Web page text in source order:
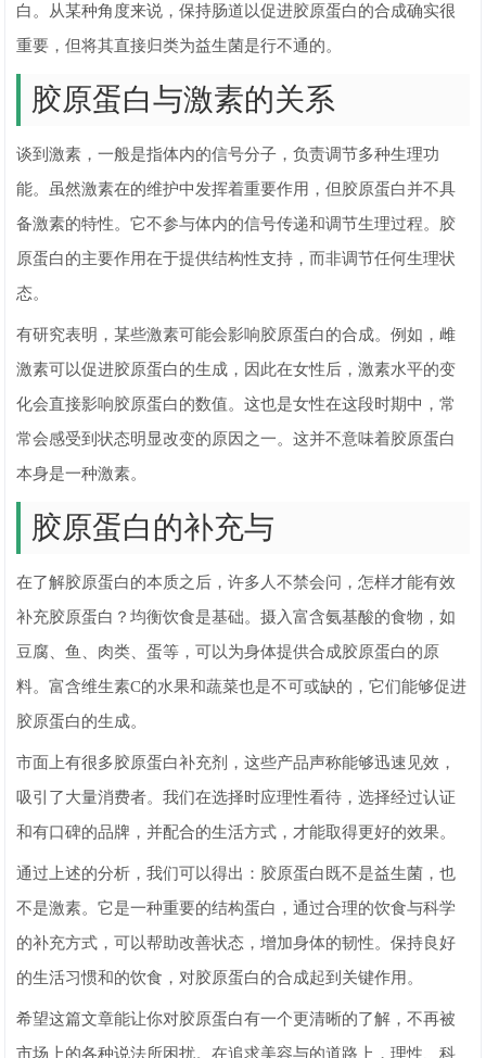
白。从某种角度来说，保持肠道以促进胶原蛋白的合成确实很
重要，但将其直接归类为益生菌是行不通的。
胶原蛋白与激素的关系
谈到激素，一般是指体内的信号分子，负责调节多种生理功
能。虽然激素在的维护中发挥着重要作用，但胶原蛋白并不具
备激素的特性。它不参与体内的信号传递和调节生理过程。胶
原蛋白的主要作用在于提供结构性支持，而非调节任何生理状
态。
有研究表明，某些激素可能会影响胶原蛋白的合成。例如，雌
激素可以促进胶原蛋白的生成，因此在女性后，激素水平的变
化会直接影响胶原蛋白的数值。这也是女性在这段时期中，常
常会感受到状态明显改变的原因之一。这并不意味着胶原蛋白
本身是一种激素。
胶原蛋白的补充与
在了解胶原蛋白的本质之后，许多人不禁会问，怎样才能有效
补充胶原蛋白？均衡饮食是基础。摄入富含氨基酸的食物，如
豆腐、鱼、肉类、蛋等，可以为身体提供合成胶原蛋白的原
料。富含维生素C的水果和蔬菜也是不可或缺的，它们能够促进
胶原蛋白的生成。
市面上有很多胶原蛋白补充剂，这些产品声称能够迅速见效，
吸引了大量消费者。我们在选择时应理性看待，选择经过认证
和有口碑的品牌，并配合的生活方式，才能取得更好的效果。
通过上述的分析，我们可以得出：胶原蛋白既不是益生菌，也
不是激素。它是一种重要的结构蛋白，通过合理的饮食与科学
的补充方式，可以帮助改善状态，增加身体的韧性。保持良好
的生活习惯和的饮食，对胶原蛋白的合成起到关键作用。
希望这篇文章能让你对胶原蛋白有一个更清晰的了解，不再被
市场上的各种说法所困扰。在追求美容与的道路上，理性、科